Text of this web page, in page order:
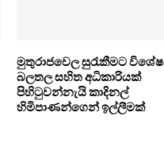
මුතුරාජවෙල සුරැකීමට විශේෂ
බලතල සහිත අධිකාරියක්
පිහිටුවන්නැයි කාදිනල්
හිමිපාණන්ගෙන් ඉල්ලීමක්